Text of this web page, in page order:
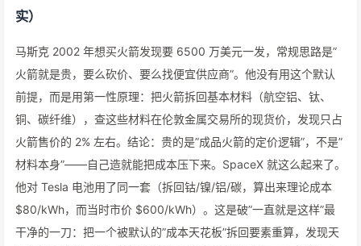
实）
马斯克 2002 年想买火箭发现要 6500 万美元一发，常规思路是”
火箭就是贵，要么砍价、要么找便宜供应商”。他没有用这个默认
前提，而是用第一性原理：把火箭拆回基本材料（航空铝、钛、
铜、碳纤维），查这些材料在伦敦金属交易所的现货价，发现只占
火箭售价的 2% 左右。结论：贵的是”成品火箭的定价逻辑”，不是”
材料本身”——自己造就能把成本压下来。SpaceX 就这么起来了。
他对 Tesla 电池用了同一套（拆回钴/镍/铝/碳，算出来理论成本
$80/kWh，而当时市价 $600/kWh）。这是破”一直就是这样”最
干净的一刀：把一个被默认的”成本天花板”拆回要素重算，发现天